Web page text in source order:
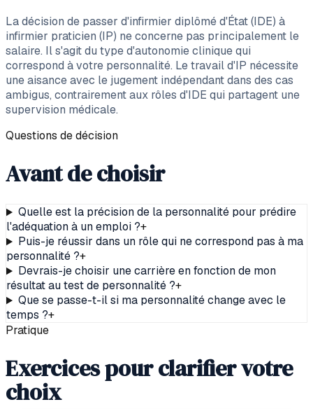
La décision de passer d'infirmier diplômé d'État (IDE) à
infirmier praticien (IP) ne concerne pas principalement le
salaire. Il s'agit du type d'autonomie clinique qui
correspond à votre personnalité. Le travail d'IP nécessite
une aisance avec le jugement indépendant dans des cas
ambigus, contrairement aux rôles d'IDE qui partagent une
supervision médicale.
Questions de décision
Avant de choisir
Quelle est la précision de la personnalité pour prédire
l'adéquation à un emploi ?+
Puis-je réussir dans un rôle qui ne correspond pas à ma
personnalité ?+
Devrais-je choisir une carrière en fonction de mon
résultat au test de personnalité ?+
Que se passe-t-il si ma personnalité change avec le
temps ?+
Pratique
Exercices pour clarifier votre
choix